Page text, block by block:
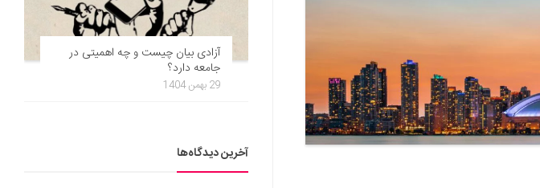
آزادی بیان چیست و چه اهمیتی در
جامعه دارد؟
29 بهمن 1404
آخرین دیدگاه‌ها